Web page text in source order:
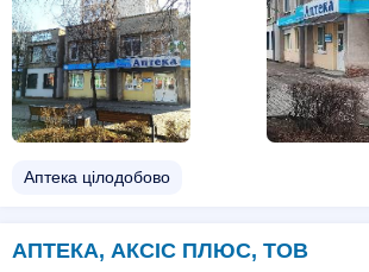
Аптека цілодобово
АПТЕКА, АКСІС ПЛЮС, ТОВ